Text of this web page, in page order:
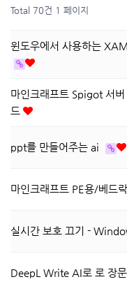
Total 70건 1 페이지
윈도우에서 사용하는
마인크래프트 Spigot 서버
드
ppt를 만들어주는 ai
마인크래프트 PE용/베드
실시간 보호 끄기 -
DeepL Write AI로 로 장